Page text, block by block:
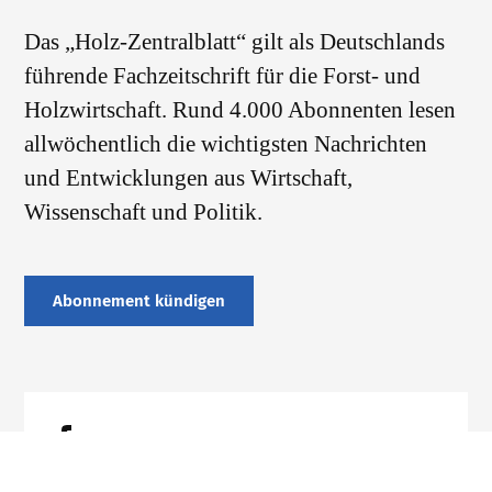
Das „Holz-Zentralblatt“ gilt als Deutschlands
führende Fachzeitschrift für die Forst- und
Holzwirtschaft. Rund 4.000 Abonnenten lesen
allwöchentlich die wichtigsten Nachrichten
und Entwicklungen aus Wirtschaft,
Wissenschaft und Politik.
Abonnement kündigen